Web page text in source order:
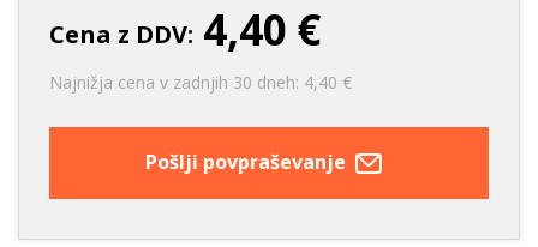
Cena z DDV: 4,40 €
Najnižja cena v zadnjih 30 dneh: 4,40 €
Pošlji povpraševanje